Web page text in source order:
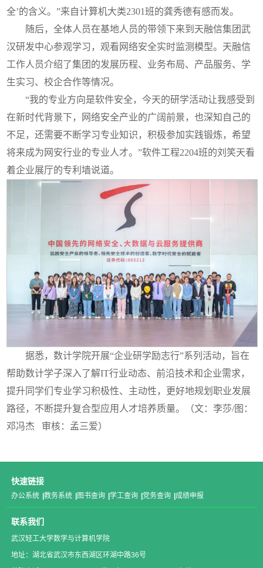
全’的含义。”来自计算机大类2301班的龚秀德有感而发。
随后，全体人员在基地人员的带领下来到天融信集团武
汉研发中心参观学习，观看网络安全实时监测模型。天融信
工作人员介绍了集团的发展历程、业务布局、产品服务、学
生实习、校企合作等情况。
“我的专业方向是软件安全，今天的研学活动让我感受到
在新时代背景下，网络安全产业的广阔前景，也深知自己的
不足，还需要不断学习专业知识，积极参加实践锻炼，希望
将来成为网安行业的专业人才。”软件工程2204班的刘笑天看
着企业展厅的专利墙说道。
据悉，数计学院开展“企业研学励志行”系列活动，旨在
帮助数计学子深入了解IT行业动态、前沿技术和企业需求，
提升同学们专业学习积极性、主动性，更好地规划职业发展
路径，不断提升复合型应用人才培养质量。（文：李莎/图：
邓冯杰 审核：孟三爱）
快速链接
办公系统 教务系统 图书查询 学工查询 党务查询 成绩申报
联系我们
武汉轻工大学数学与计算机学院
地址：湖北省武汉市东西湖区环湖中路36号